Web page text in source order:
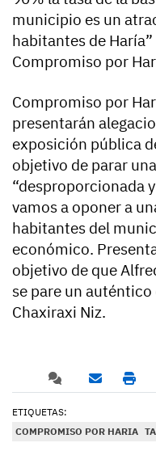
municipio es un
habitantes de
Compromiso por
Compromiso por
presentarán
exposición pública
objetivo de parar
“desproporcionada
vamos a oponer a
habitantes del
económico.
objetivo de que
se pare un
Chaxiraxi Niz.
ETIQUETAS:
COMPROMISO POR HARIA